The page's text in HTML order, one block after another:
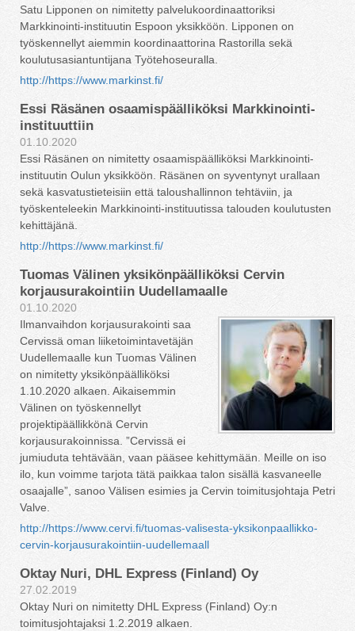
Satu Lipponen on nimitetty palvelukoordinaattoriksi
Markkinointi-instituutin Espoon yksikköön. Lipponen on
työskennellyt aiemmin koordinaattorina Rastorilla sekä
koulutusasiantuntijana Työtehoseuralla.
http://https://www.markinst.fi/
Essi Räsänen osaamispäälliköksi Markkinointi-
instituuttiin
01.10.2020
Essi Räsänen on nimitetty osaamispäälliköksi Markkinointi-
instituutin Oulun yksikköön. Räsänen on syventynyt urallaan
sekä kasvatustieteisiin että taloushallinnon tehtäviin, ja
työskenteleekin Markkinointi-instituutissa talouden koulutusten
kehittäjänä.
http://https://www.markinst.fi/
Tuomas Välinen yksikönpäälliköksi Cervin
korjausurakointiin Uudellamaalle
01.10.2020
Ilmanvaihdon korjausurakointi saa
Cervissä oman liiketoimintavetäjän
Uudellemaalle kun Tuomas Välinen
on nimitetty yksikönpäälliköksi
1.10.2020 alkaen. Aikaisemmin
Välinen on työskennellyt
projektipäällikkönä Cervin
korjausurakoinnissa. ”Cervissä ei
jumiuduta tehtävään, vaan pääsee kehittymään. Meille on iso
ilo, kun voimme tarjota tätä paikkaa talon sisällä kasvaneelle
osaajalle”, sanoo Välisen esimies ja Cervin toimitusjohtaja Petri
Valve.
http://https://www.cervi.fi/tuomas-valisesta-yksikonpaallikko-
cervin-korjausurakointiin-uudellemaall
Oktay Nuri, DHL Express (Finland) Oy
27.02.2019
Oktay Nuri on nimitetty DHL Express (Finland) Oy:n
toimitusjohtajaksi 1.2.2019 alkaen.